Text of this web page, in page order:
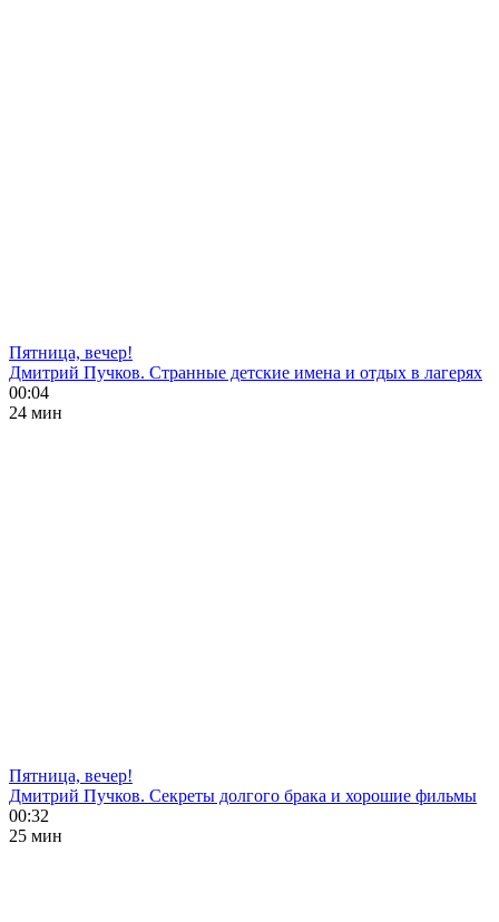
Пятница, вечер!
Дмитрий Пучков. Странные детские имена и отдых в лагерях
00:04
24 мин
Пятница, вечер!
Дмитрий Пучков. Секреты долгого брака и хорошие фильмы
00:32
25 мин